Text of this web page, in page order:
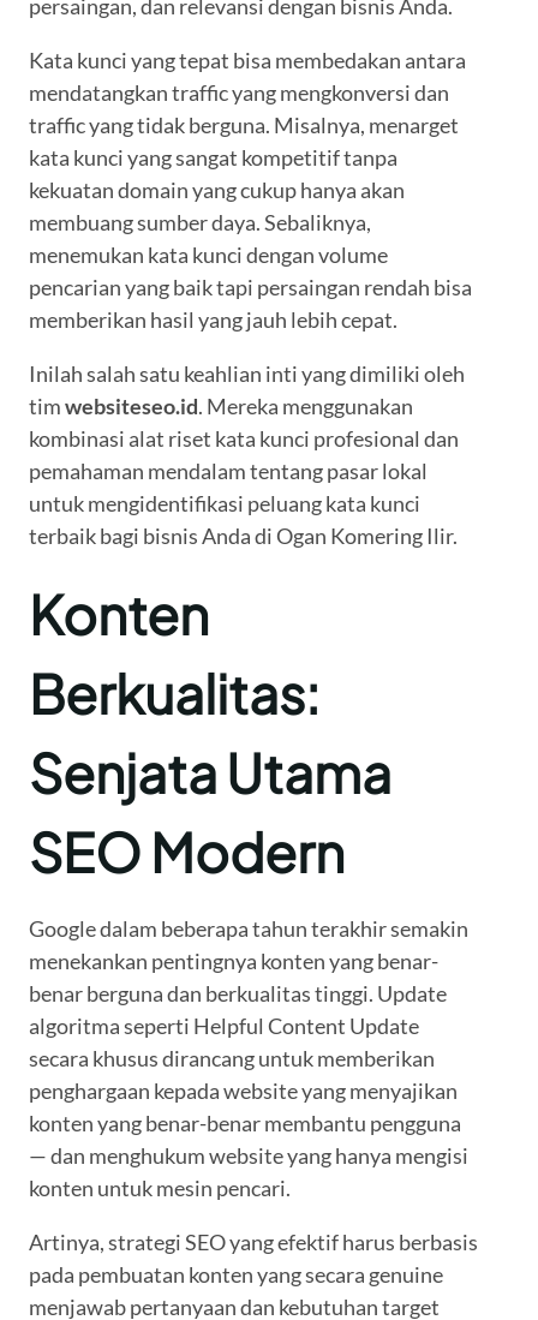
persaingan, dan relevansi dengan bisnis Anda.
Kata kunci yang tepat bisa membedakan antara
mendatangkan traffic yang mengkonversi dan
traffic yang tidak berguna. Misalnya, menarget
kata kunci yang sangat kompetitif tanpa
kekuatan domain yang cukup hanya akan
membuang sumber daya. Sebaliknya,
menemukan kata kunci dengan volume
pencarian yang baik tapi persaingan rendah bisa
memberikan hasil yang jauh lebih cepat.
Inilah salah satu keahlian inti yang dimiliki oleh
timwebsiteseo.id. Mereka menggunakan
kombinasi alat riset kata kunci profesional dan
pemahaman mendalam tentang pasar lokal
untuk mengidentifikasi peluang kata kunci
terbaik bagi bisnis Anda di Ogan Komering Ilir.
Konten
Berkualitas:
Senjata Utama
SEO Modern
Google dalam beberapa tahun terakhir semakin
menekankan pentingnya konten yang benar-
benar berguna dan berkualitas tinggi. Update
algoritma seperti Helpful Content Update
secara khusus dirancang untuk memberikan
penghargaan kepada website yang menyajikan
konten yang benar-benar membantu pengguna
— dan menghukum website yang hanya mengisi
konten untuk mesin pencari.
Artinya, strategi SEO yang efektif harus berbasis
pada pembuatan konten yang secara genuine
menjawab pertanyaan dan kebutuhan target